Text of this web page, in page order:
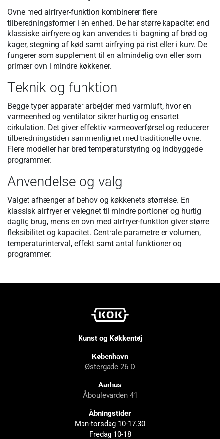
Ovne med airfryer-funktion kombinerer flere
tilberedningsformer i én enhed. De har større kapacitet end
klassiske airfryere og kan anvendes til bagning af brød og
kager, stegning af kød samt airfrying på rist eller i kurv. De
fungerer som supplement til en almindelig ovn eller som
primær ovn i mindre køkkener.
Teknik og funktion
Begge typer apparater arbejder med varmluft, hvor en
varmeenhed og ventilator sikrer hurtig og ensartet
cirkulation. Det giver effektiv varmeoverførsel og reducerer
tilberedningstiden sammenlignet med traditionelle ovne.
Flere modeller har bred temperaturstyring og indbyggede
programmer.
Anvendelse og valg
Valget afhænger af behov og køkkenets størrelse. En
klassisk airfryer er velegnet til mindre portioner og hurtig
daglig brug, mens en ovn med airfryer-funktion giver større
fleksibilitet og kapacitet. Centrale parametre er volumen,
temperaturinterval, effekt samt antal funktioner og
programmer.
Kunst og Køkkentøj
København
Østergade 26 D
Aarhus
Åboulevarden 41
Åbningstider
Man-torsdag 10-17.30
Fredag 10-18